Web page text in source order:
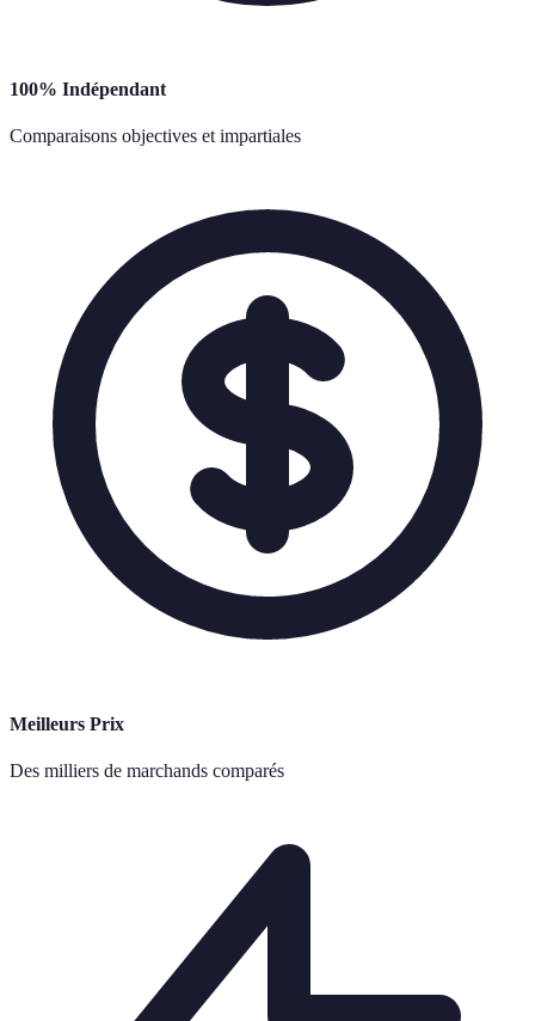
100% Indépendant
Comparaisons objectives et impartiales
Meilleurs Prix
Des milliers de marchands comparés